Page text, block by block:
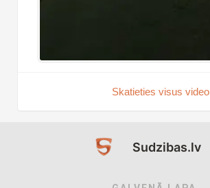
Skatieties visus video
Sudzibas.lv